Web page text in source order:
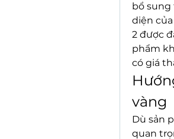
bổ sung
diện
2 được
phẩm
có giá
vàng
Dù sản
quan